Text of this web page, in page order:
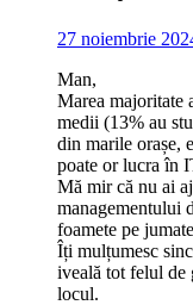
27 noiembrie
Man,
Marea majoritate
medii (13% au
din marile orașe,
poate or lucra în
Mă mir că nu ai
managementului
foamete pe
Îți mulțumesc
iveală tot felul de
locul.